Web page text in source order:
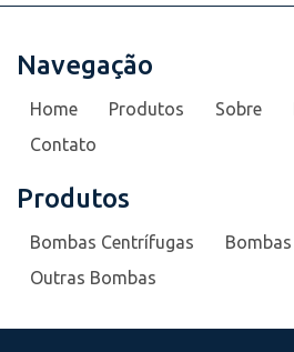
Navegação
Home Produtos Sobre
Contato
Produtos
Bombas Centrífugas
Outras Bombas